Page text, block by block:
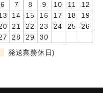
合)
歌)
6
7 8 9 10 11
12
14 15 16 17 18
19
21 22 23 24 25
26
28 29
30
発送業務休日)